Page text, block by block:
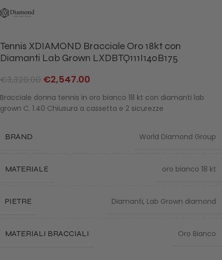
Tennis XDIAMOND Bracciale Oro 18kt con
Diamanti Lab Grown LXDBTQ111I140B175
€3,320.00 €2,547.00
Bracciale donna tennis in oro bianco 18 kt con diamanti lab
grown C. 1.40 Chiusura a cassetta e 2 sicurezze
BRAND World Diamond Group
MATERIALE oro bianco 18 kt
PIETRE Diamanti, Lab Grown diamond
MATERIALI BRACCIALI Oro Bianco